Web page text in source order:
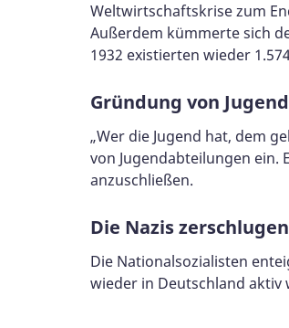
Weltwirtschaftskrise zum
Außerdem kümmerte sich
1932 existierten wieder
Gründung von
„Wer die Jugend hat, dem
von Jugendabteilungen ein.
anzuschließen.
Die Nazis
Die Nationalsozialisten
wieder in Deutschland aktiv